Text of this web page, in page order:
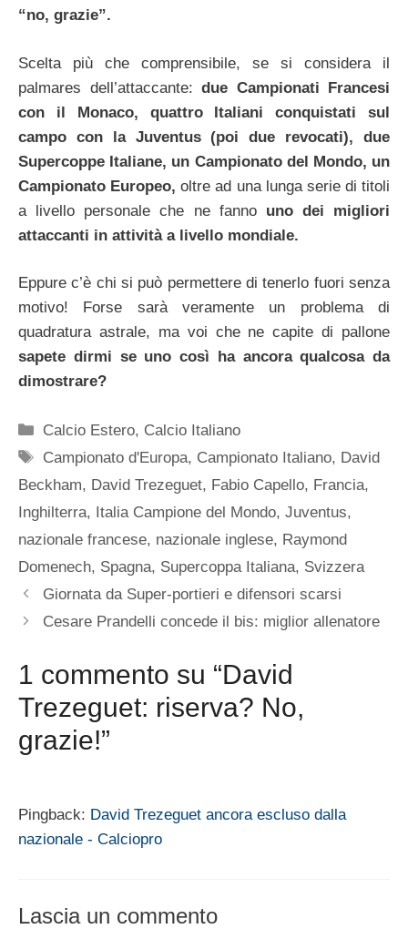
“no, grazie”.
Scelta più che comprensibile, se si considera il
palmares dell’attaccante: due Campionati Francesi
con il Monaco, quattro Italiani conquistati sul
campo con la Juventus (poi due revocati), due
Supercoppe Italiane, un Campionato del Mondo, un
Campionato Europeo, oltre ad una lunga serie di titoli
a livello personale che ne fanno uno dei migliori
attaccanti in attività a livello mondiale.
Eppure c’è chi si può permettere di tenerlo fuori senza
motivo! Forse sarà veramente un problema di
quadratura astrale, ma voi che ne capite di pallone
sapete dirmi se uno così ha ancora qualcosa da
dimostrare?
Categorie
Calcio Estero, Calcio Italiano
Tag
Campionato d'Europa, Campionato Italiano, David
Beckham, David Trezeguet, Fabio Capello, Francia,
Inghilterra, Italia Campione del Mondo, Juventus,
nazionale francese, nazionale inglese, Raymond
Domenech, Spagna, Supercoppa Italiana, Svizzera
Giornata da Super-portieri e difensori scarsi
Cesare Prandelli concede il bis: miglior allenatore
1 commento su “David
Trezeguet: riserva? No,
grazie!”
Pingback: David Trezeguet ancora escluso dalla
nazionale - Calciopro
Lascia un commento